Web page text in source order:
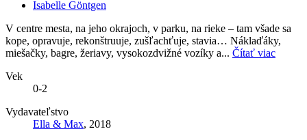
Isabelle Göntgen
V centre mesta, na jeho okrajoch, v parku, na rieke – tam všade sa
kope, opravuje, rekonštruuje, zušľachťuje, stavia… Náklaďáky,
miešačky, bagre, žeriavy, vysokozdvižné vozíky a... Čítať viac
Vek
0-2
Vydavateľstvo
Ella & Max, 2018